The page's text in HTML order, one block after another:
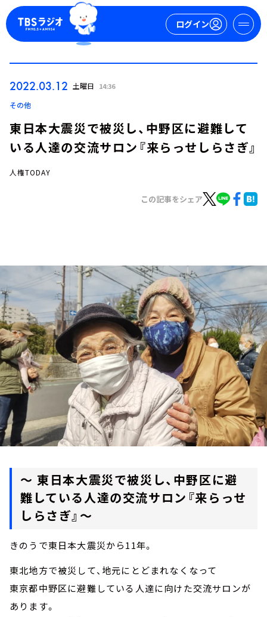
ログイン
お知らせ
イベント・グッズ
YouTube
会社情報
2022.03.12 土曜日 14:36
その他
東日本大震災で被災し、中野区に避難して
いる人達の交流サロン『来らっせしらさぎ』
人権TODAY
この記事をシェア
～ 東日本大震災で被災し、中野区に避
難している人達の交流サロン『来らっせ
しらさぎ』～
きのうで東日本大震災から11年。
東北地方で被災して、地元にとどまれなくなって
東京都中野区に避難している人達に向けた交流サロンが
あります。